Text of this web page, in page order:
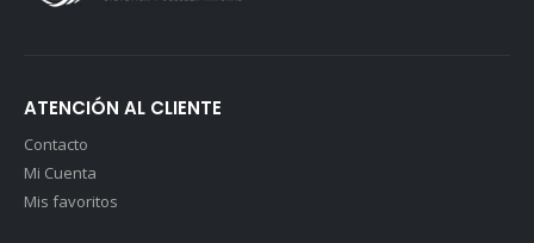
ATENCIÓN AL CLIENTE
Contacto
Mi Cuenta
Mis favoritos